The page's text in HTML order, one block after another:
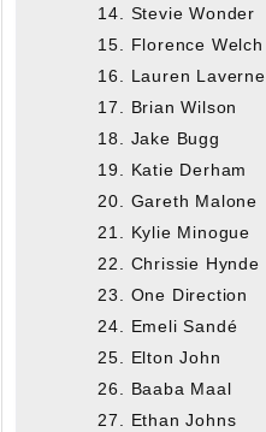
Stevie Wonder
Florence Welch
Lauren Laverne
Brian Wilson
Jake Bugg
Katie Derham
Gareth Malone
Kylie Minogue
Chrissie Hynde
One Direction
Emeli Sandé
Elton John
Baaba Maal
Ethan Johns